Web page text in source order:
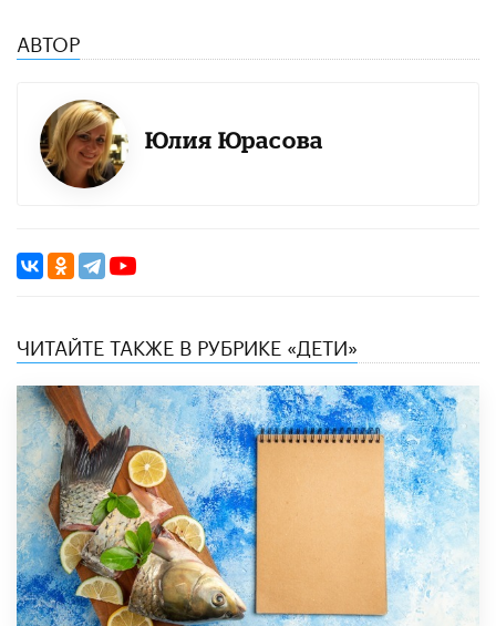
АВТОР
Юлия Юрасова
ЧИТАЙТЕ ТАКЖЕ В РУБРИКЕ «ДЕТИ»